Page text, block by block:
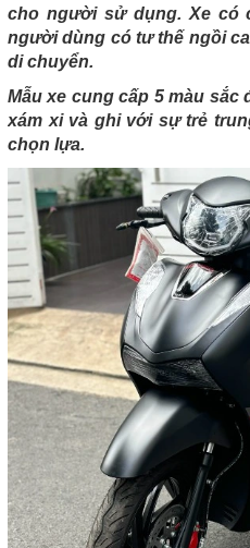
cho người sử dụng. Xe có
người dùng có tư thế ngồi
di chuyển.
Mẫu xe cung cấp 5 màu sắc
xám xi và ghi với sự trẻ
chọn lựa.